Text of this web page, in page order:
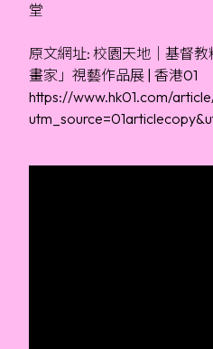
堂
原文網址: 校園天地｜基督
畫家」視藝作品展 | 香港01
https://www.hk01.com/